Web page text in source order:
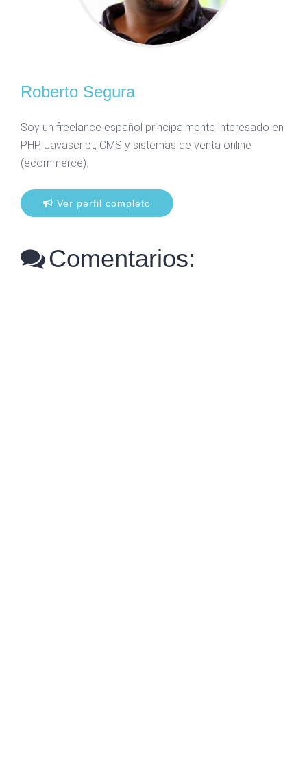
Roberto Segura
Soy un freelance español principalmente interesado en
PHP, Javascript, CMS y sistemas de venta online
(ecommerce).
Ver perfil completo
Comentarios: